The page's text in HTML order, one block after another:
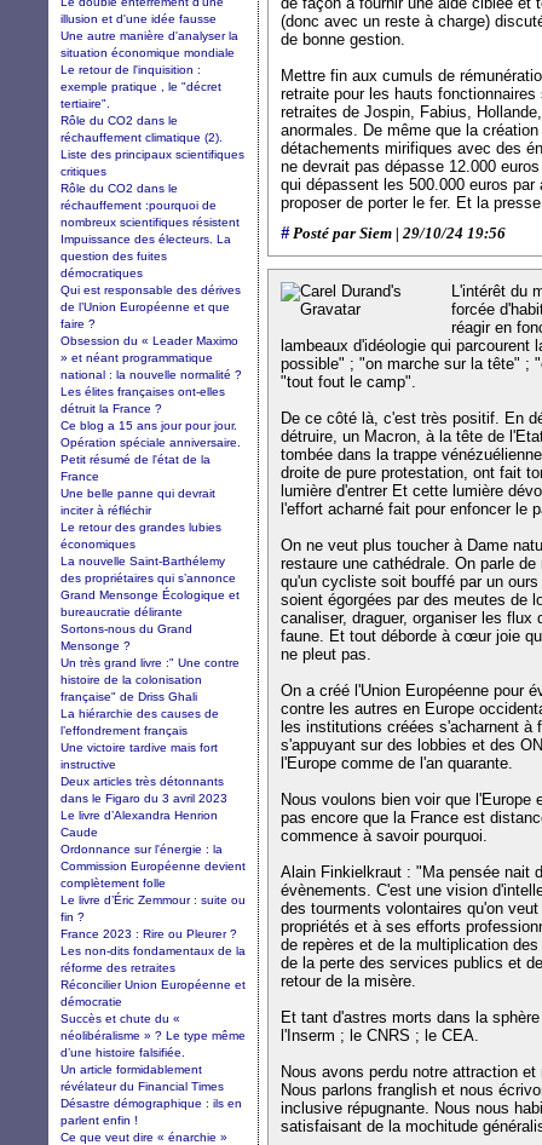
(donc avec un reste à charge)
de bonne gestion.
Mettre fin aux cumuls de
retraite pour les hauts
retraites de Jospin, Fabius,
anormales. De même que la
détachements mirifiques avec des
ne devrait pas dépasse 12.000
qui dépassent les 500.000 euros
proposer de porter le fer. Et la
#Posté par Siem | 29/10/24 19:56
L'intérêt du
forcée
réagir en
lambeaux d'idéologie qui
possible" ; "on marche sur la tête" ;
"tout fout le camp".
De ce côté là, c'est très positif. En
détruire, un Macron, à la tête de
tombée dans la trappe
droite de pure protestation, ont fait
lumière d'entrer Et cette lumière
l'effort acharné fait pour enfoncer le
On ne veut plus toucher à Dame
restaure une cathédrale. On parle
qu'un cycliste soit bouffé par un
soient égorgées par des meutes de
canaliser, draguer, organiser les
faune. Et tout déborde à cœur joie
ne pleut pas.
On a créé l'Union Européenne pour
contre les autres en Europe
les institutions créées s'acharnent
s'appuyant sur des lobbies et des
l'Europe comme de l'an quarante.
Nous voulons bien voir que
pas encore que la France est
commence à savoir pourquoi.
Alain Finkielkraut : "Ma pensée nait
évènements. C'est une vision
des tourments volontaires qu'on
propriétés et à ses efforts
de repères et de la multiplication
de la perte des services publics et
retour de la misère.
Et tant d'astres morts dans la
l'Inserm ; le CNRS ; le CEA.
Nous avons perdu notre attraction
Nous parlons franglish et nous
inclusive répugnante. Nous nous
satisfaisant de la mochitude
illusion et d'une idée fausse
Une autre manière d'analyser la
situation économique mondiale
Le retour de l'inquisition :
exemple pratique , le "décret
tertiaire".
Rôle du CO2 dans le
réchauffement climatique (2).
Liste des principaux scientifiques
critiques
Rôle du CO2 dans le
réchauffement :pourquoi de
nombreux scientifiques résistent
Impuissance des électeurs. La
question des fuites
démocratiques
Qui est responsable des dérives
de l’Union Européenne et que
faire ?
Obsession du « Leader Maximo
» et néant programmatique
national : la nouvelle normalité ?
Les élites françaises ont-elles
détruit la France ?
Ce blog a 15 ans jour pour jour.
Opération spéciale anniversaire.
Petit résumé de l'état de la
France
Une belle panne qui devrait
inciter à réfléchir
Le retour des grandes lubies
économiques
La nouvelle Saint-Barthélemy
des propriétaires qui s’annonce
Grand Mensonge Écologique et
bureaucratie délirante
Sortons-nous du Grand
Mensonge ?
Un très grand livre :" Une contre
histoire de la colonisation
française" de Driss Ghali
La hiérarchie des causes de
l’effondrement français
Une victoire tardive mais fort
instructive
Deux articles très détonnants
dans le Figaro du 3 avril 2023
Le livre d’Alexandra Henrion
Caude
Ordonnance sur l'énergie : la
Commission Européenne devient
complètement folle
Le livre d’Éric Zemmour : suite ou
fin ?
France 2023 : Rire ou Pleurer ?
Les non-dits fondamentaux de la
réforme des retraites
Réconcilier Union Européenne et
démocratie
Succès et chute du «
néolibéralisme » ? Le type même
d’une histoire falsifiée.
Un article formidablement
révélateur du Financial Times
Désastre démographique : ils en
parlent enfin !
Ce que veut dire « énarchie »